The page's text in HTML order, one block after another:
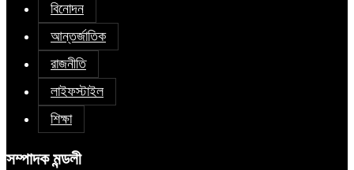
বিনোদন
আন্তর্জাতিক
রাজনীতি
লাইফস্টাইল
শিক্ষা
সম্পাদক মন্ডলী